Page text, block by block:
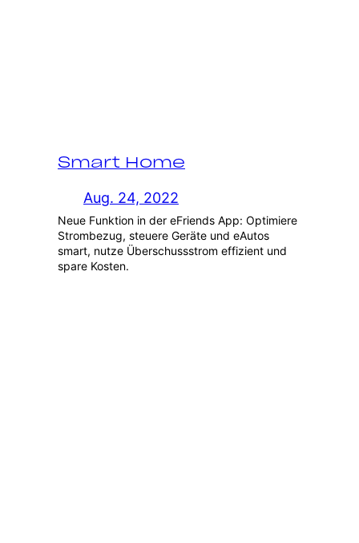
Smart Home
Aug. 24, 2022
Neue Funktion in der eFriends App: Optimiere
Strombezug, steuere Geräte und eAutos
smart, nutze Überschussstrom effizient und
spare Kosten.